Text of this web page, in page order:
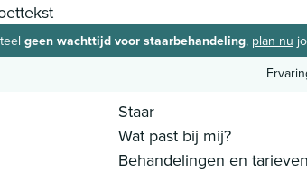
geen wachttijd voor staarbehandeling, plan nu
Staar
Wat past bij mij?
Behandelingen en tarieven